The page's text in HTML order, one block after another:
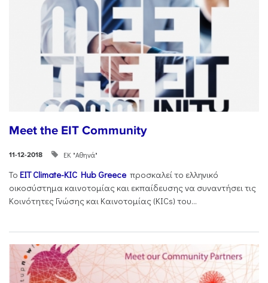
Meet the EIT Community
11-12-2018 ΕΚ "Αθηνά"
To EIT Climate-KIC Hub Greece προσκαλεί το ελληνικό
οικοσύστημα καινοτομίας και εκπαίδευσης να συναντήσει τις
Κοινότητες Γνώσης και Καινοτομίας (KICs) του...